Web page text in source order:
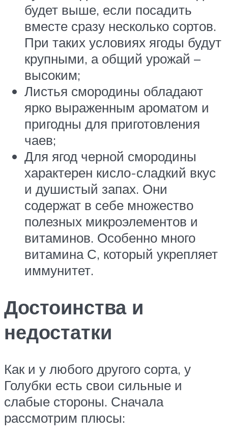
будет выше, если посадить
вместе сразу несколько сортов.
При таких условиях ягоды будут
крупными, а общий урожай –
высоким;
Листья смородины обладают
ярко выраженным ароматом и
пригодны для приготовления
чаев;
Для ягод черной смородины
характерен кисло-сладкий вкус
и душистый запах. Они
содержат в себе множество
полезных микроэлементов и
витаминов. Особенно много
витамина С, который укрепляет
иммунитет.
Достоинства и
недостатки
Как и у любого другого сорта, у
Голубки есть свои сильные и
слабые стороны. Сначала
рассмотрим плюсы: